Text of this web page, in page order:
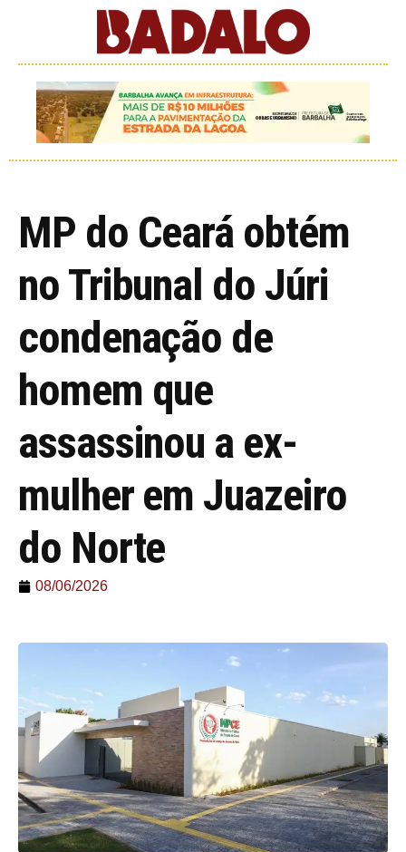
MP do Ceará obtém
no Tribunal do Júri
condenação de
homem que
assassinou a ex-
mulher em Juazeiro
do Norte
08/06/2026